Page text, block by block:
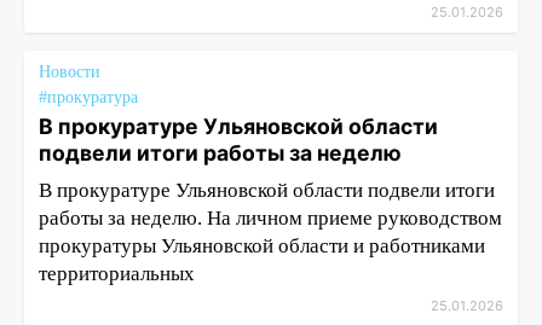
25.01.2026
Новости
#прокуратура
В прокуратуре Ульяновской области
подвели итоги работы за неделю
В прокуратуре Ульяновской области подвели итоги
работы за неделю. На личном приеме руководством
прокуратуры Ульяновской области и работниками
территориальных
25.01.2026